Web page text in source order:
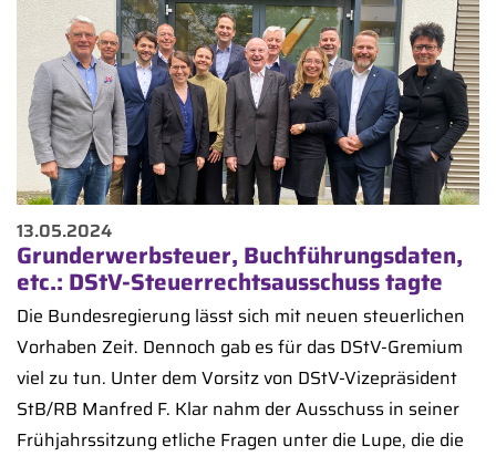
13.05.2024
Grunderwerbsteuer, Buchführungsdaten,
etc.: DStV-Steuerrechtsausschuss tagte
Die Bundesregierung lässt sich mit neuen steuerlichen
Vorhaben Zeit. Dennoch gab es für das DStV-Gremium
viel zu tun. Unter dem Vorsitz von DStV-Vizepräsident
StB/RB Manfred F. Klar nahm der Ausschuss in seiner
Frühjahrssitzung etliche Fragen unter die Lupe, die die